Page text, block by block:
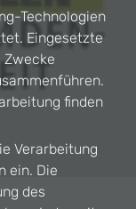
Technologien
Eingesetzte
Zwecke
finden
Verarbeitung
ein. Die
des